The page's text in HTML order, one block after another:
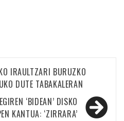
IRAULTZARI BURUZKO
DUTE TABAKALERAN
‘BIDEAN’ DISKO
KANTUA: ‘ZIRRARA’